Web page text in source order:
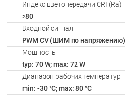
Индекс цветопередачи CRI (Ra)
>80
Входной сигнал
PWM СV (ШИМ по напряжению)
Мощность
typ: 70 W; max: 72 W
Диапазон рабочих температур
min: -30 °C; max: 80 °C